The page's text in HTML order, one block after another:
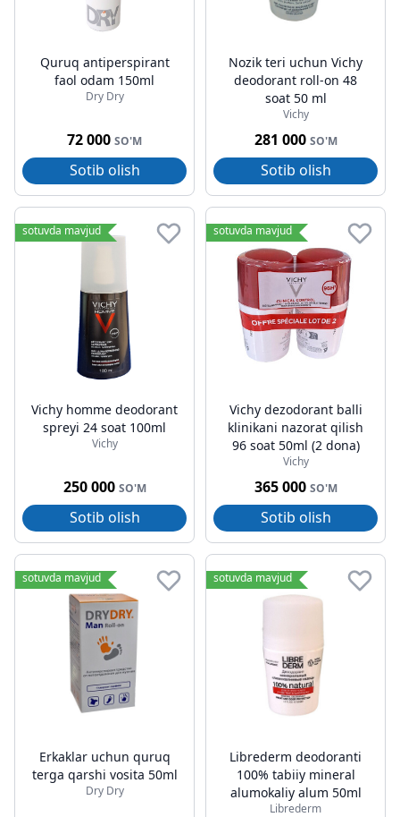
Quruq antiperspirant
faol odam 150ml
Dry Dry
72 000 SO'M
Sotib olish
Nozik teri uchun Vichy
deodorant roll-on 48
soat 50 ml
Vichy
281 000 SO'M
Sotib olish
sotuvda mavjud
Vichy homme deodorant
spreyi 24 soat 100ml
Vichy
250 000 SO'M
Sotib olish
sotuvda mavjud
Vichy dezodorant balli
klinikani nazorat qilish
96 soat 50ml (2 dona)
Vichy
365 000 SO'M
Sotib olish
sotuvda mavjud
Erkaklar uchun quruq
terga qarshi vosita 50ml
Dry Dry
sotuvda mavjud
Librederm deodoranti
100% tabiiy mineral
alumokaliy alum 50ml
Librederm